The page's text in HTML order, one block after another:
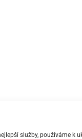
služby, používáme k